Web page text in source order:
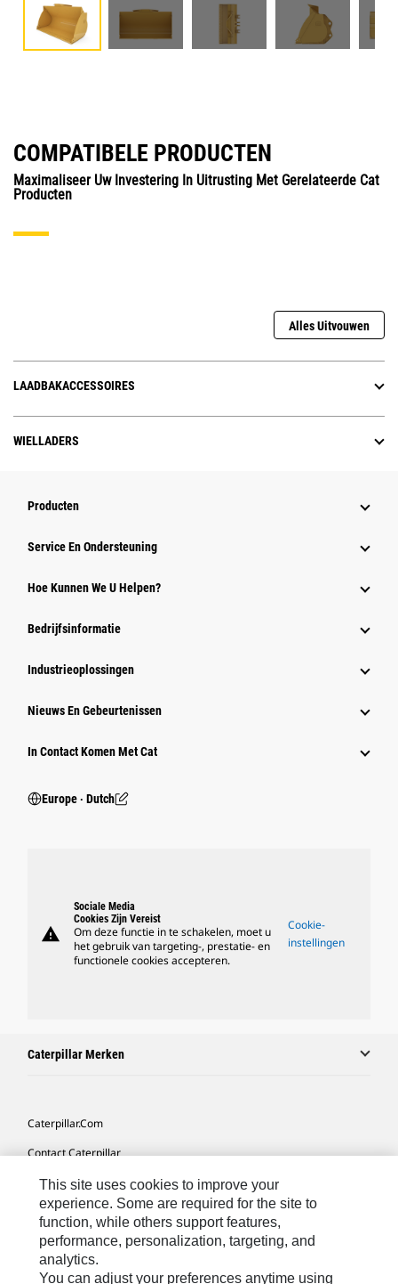
COMPATIBELE PRODUCTEN
Maximaliseer Uw Investering In Uitrusting Met Gerelateerde Cat
Producten
Alles Uitvouwen
LAADBAKACCESSOIRES
WIELLADERS
Producten
Service En Ondersteuning
Hoe Kunnen We U Helpen?
Bedrijfsinformatie
Industrieoplossingen
Nieuws En Gebeurtenissen
In Contact Komen Met Cat
Europe ‧ Dutch
warning
Sociale Media
Cookies Zijn Vereist
Om deze functie in te schakelen, moet u
het gebruik van targeting-, prestatie- en
functionele cookies accepteren.
Cookie-
instellingen
Caterpillar Merken
Caterpillar.com
Contact Caterpillar
Mijn Marketingvoorkeuren
Site Map
Cookie Settings
Legal
This site uses cookies to improve your
experience. Some are required for the site to
function, while others support features,
performance, personalization, targeting, and
analytics.
You can adjust your preferences anytime using